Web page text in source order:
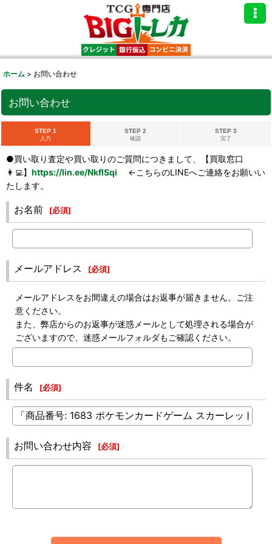
ホーム > お問い合わせ
お問い合わせ
STEP 1
入力
STEP 2
確認
STEP 3
完了
●買い取り査定や買い取りのご質問につきまして、【買取窓口
👩‍💻】 https://lin.ee/NkflSqi ←こちらのLINEへご連絡をお願いい
たします。
お名前 [必須]
メールアドレス [必須]
メールアドレスをお間違えの場合はお返事が届きません。ご注
意ください。
また、弊店からのお返事が迷惑メールとして処理される場合が
ございますので、迷惑メールフォルダもご確認ください。
件名 [必須]
お問い合わせ内容 [必須]